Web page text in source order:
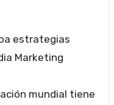
estrategias
Marketing
mundial tiene